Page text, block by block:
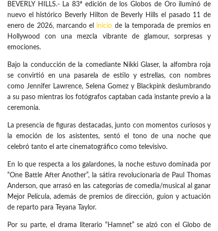
BEVERLY HILLS.- La 83ª edición de los Globos de Oro iluminó de
nuevo el histórico Beverly Hilton de Beverly Hills el pasado 11 de
enero de 2026, marcando el inicio de la temporada de premios en
Hollywood con una mezcla vibrante de glamour, sorpresas y
emociones.
Bajo la conducción de la comediante Nikki Glaser, la alfombra roja
se convirtió en una pasarela de estilo y estrellas, con nombres
como Jennifer Lawrence, Selena Gomez y Blackpink deslumbrando
a su paso mientras los fotógrafos captaban cada instante previo a la
ceremonia.
La presencia de figuras destacadas, junto con momentos curiosos y
la emoción de los asistentes, sentó el tono de una noche que
celebró tanto el arte cinematográfico como televisivo.
En lo que respecta a los galardones, la noche estuvo dominada por
“One Battle After Another”, la sátira revolucionaria de Paul Thomas
Anderson, que arrasó en las categorías de comedia/musical al ganar
Mejor Película, además de premios de dirección, guion y actuación
de reparto para Teyana Taylor.
Por su parte, el drama literario “Hamnet” se alzó con el Globo de